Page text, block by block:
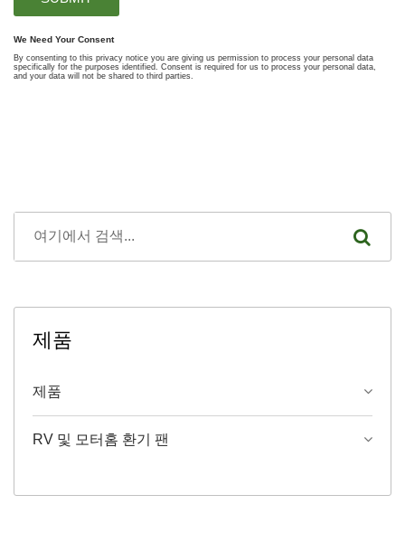
제품
제품
RV 및 모터홈 환기 팬